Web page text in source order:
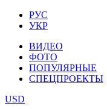
РУС
УКР
ВИДЕО
ФОТО
ПОПУЛЯРНЫЕ
СПЕЦПРОЕКТЫ
USD